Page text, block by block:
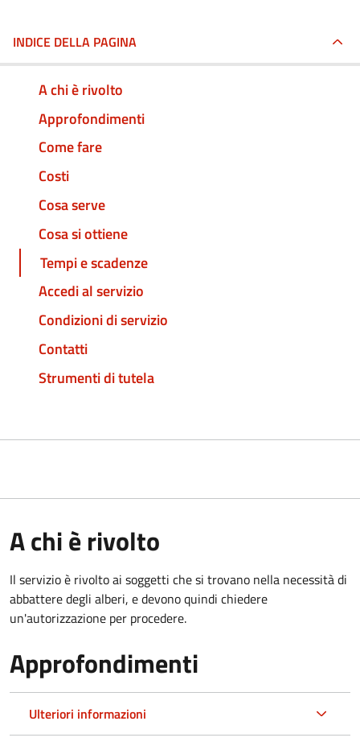
INDICE DELLA PAGINA
A chi è rivolto
Approfondimenti
Come fare
Costi
Cosa serve
Cosa si ottiene
Tempi e scadenze
Accedi al servizio
Condizioni di servizio
Contatti
Strumenti di tutela
A chi è rivolto
Il servizio è rivolto ai soggetti che si trovano nella necessità di
abbattere degli alberi, e devono quindi chiedere
un'autorizzazione per procedere.
Approfondimenti
Ulteriori informazioni